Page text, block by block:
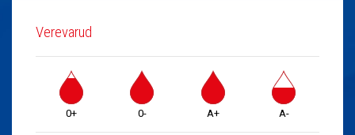
Verevarud
0+ 0- A+ A-